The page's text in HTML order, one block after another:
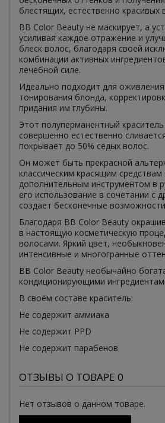
блестящих, естественно красивых
BB Color Beauty не маскирует, а
усиливая каждое отражение и
блеск волос, благодаря своей
комбинации активных
лечебной силе.
Идеально подходит для
тонирования блонда,
придания им глубины.
Этот полуперманентный
совершенно естественно
покрывает до 50% седых волос.
Он может быть прекрасной
классическим красящим средствам
дополнительным инструментом в
его использование в сочетании с
создает бесконечные
Благодаря BB Color Beauty
в настоящую косметическую
волосами. Яркий цвет,
интенсивные и многогранные
BB Color Beauty необычайно
кондиционирующими
В своём составе краситель:
Не содержит аммиака
Не содержит PPD
Не содержит парабенов
ОТЗЫВЫ О ТОВАРЕ 0
Нет отзывов о данном товаре.